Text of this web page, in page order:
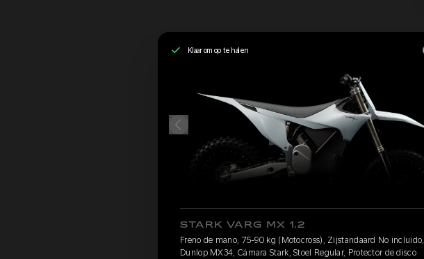
Klaar om op te halen
STARK VARG MX 1.2
Freno de mano, 75-90 kg (Motocross), Zijstandaard No incluido,
Dunlop MX34, Cámara Stark, Stoel Regular, Protector de disco